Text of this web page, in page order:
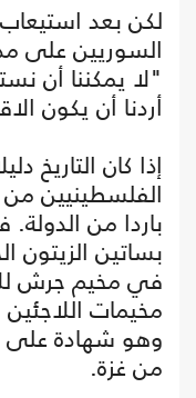
لكن بعد
السوريين على
"لا يمكننا أن
أردنا أن يكون
إذا كان التاريخ
الفلسطينيين
باردا من
بساتين الزيتون
في مخيم جرش
مخيمات
وهو شهادة على
من غزة.